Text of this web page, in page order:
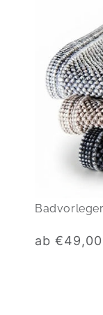
Normaler
ab €49,00